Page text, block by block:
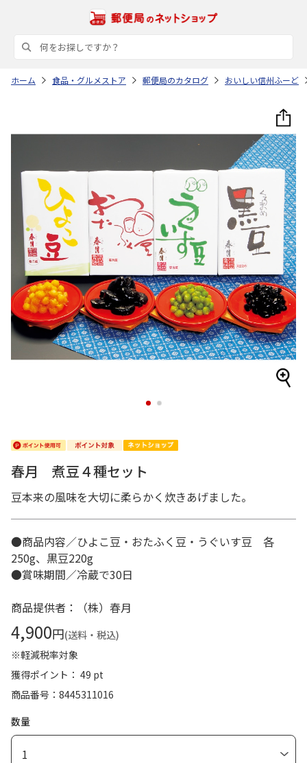
ホーム 食品・グルメストア 郵便局のカタログ おいしい信州ふーど
1 2
春月 煮豆４種セット
豆本来の風味を大切に柔らかく炊きあげました。
●商品内容／ひよこ豆・おたふく豆・うぐいす豆 各
250g、黒豆220g
●賞味期間／冷蔵で30日
商品提供者：（株）春月
4,900円(送料・税込)
※軽減税率対象
獲得ポイント： 49 pt
商品番号
8445311016
数量
1